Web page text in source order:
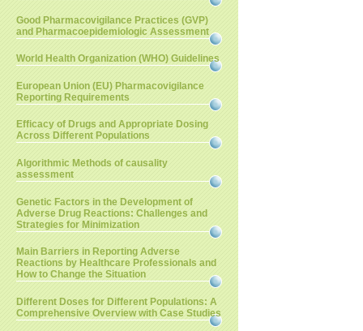
Good Pharmacovigilance Practices (GVP)
and Pharmacoepidemiologic Assessment
World Health Organization (WHO) Guidelines
European Union (EU) Pharmacovigilance
Reporting Requirements
Efficacy of Drugs and Appropriate Dosing
Across Different Populations
Algorithmic Methods of causality
assessment
Genetic Factors in the Development of
Adverse Drug Reactions: Challenges and
Strategies for Minimization
Main Barriers in Reporting Adverse
Reactions by Healthcare Professionals and
How to Change the Situation
Different Doses for Different Populations: A
Comprehensive Overview with Case Studies